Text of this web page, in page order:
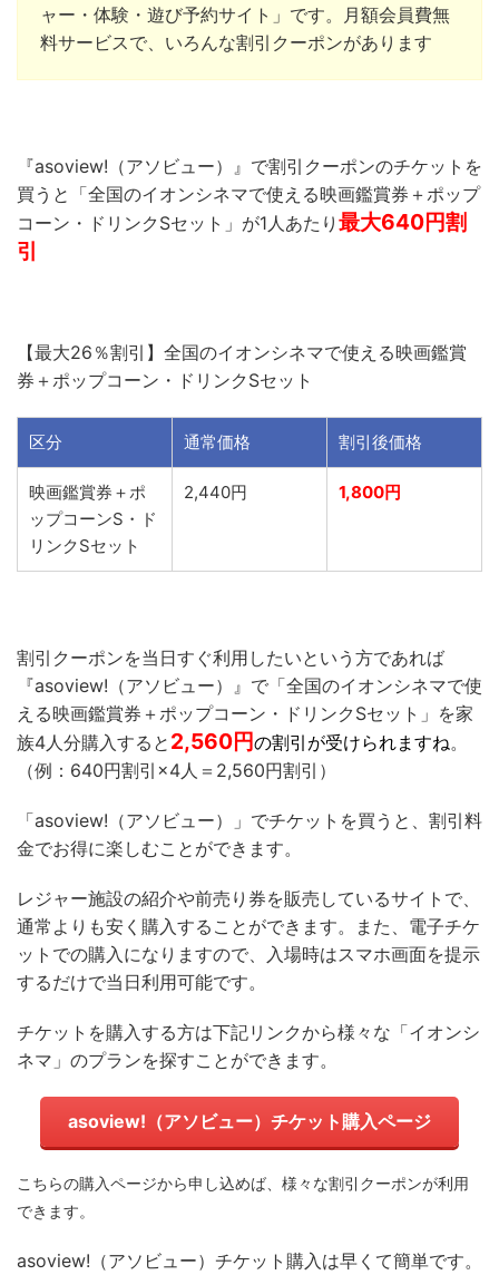
ャー・体験・遊び予約サイト」です。月額会員費無
料サービスで、いろんな割引クーポンがあります
『asoview!（アソビュー）』で割引クーポンのチケットを
買うと「全国のイオンシネマで使える映画鑑賞券＋ポップ
コーン・ドリンクSセット」が1人あたり 最大640円割
引
【最大26％割引】全国のイオンシネマで使える映画鑑賞
券＋ポップコーン・ドリンクSセット
区分 通常価格 割引後価格
映画鑑賞券＋ポ
ップコーンS・ド
リンクSセット
2,440円 1,800円
割引クーポンを当日すぐ利用したいという方であれば
『asoview!（アソビュー）』で「全国のイオンシネマで使
える映画鑑賞券＋ポップコーン・ドリンクSセット」を家
族4人分購入すると 2,560円の割引が受けられますね。
（例：640円割引×4人＝2,560円割引）
「asoview!（アソビュー）」でチケットを買うと、割引料
金でお得に楽しむことができます。
レジャー施設の紹介や前売り券を販売しているサイトで、
通常よりも安く購入することができます。また、電子チケ
ットでの購入になりますので、入場時はスマホ画面を提示
するだけで当日利用可能です。
チケットを購入する方は下記リンクから様々な「イオンシ
ネマ」のプランを探すことができます。
asoview!（アソビュー）チケット購入ページ
こちらの購入ページから申し込めば、様々な割引クーポンが利用
できます。
asoview!（アソビュー）チケット購入は早くて簡単です。